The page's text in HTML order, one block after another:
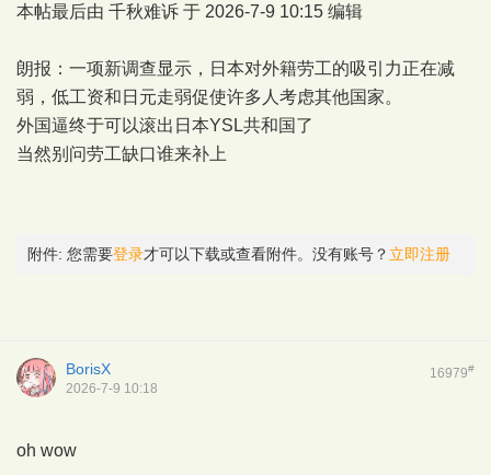
本帖最后由 千秋难诉 于 2026-7-9 10:15 编辑
朗报：一项新调查显示，日本对外籍劳工的吸引力正在减
弱，低工资和日元走弱促使许多人考虑其他国家。
外国逼终于可以滚出日本YSL共和国了
当然别问劳工缺口谁来补上
附件: 您需要登录才可以下载或查看附件。没有账号？ 立即注册
16979#
BorisX
2026-7-9 10:18
oh wow